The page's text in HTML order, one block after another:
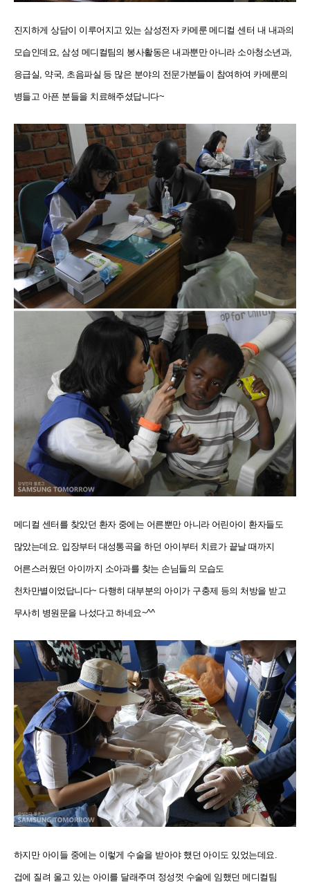
진지하게 상담이 이루어지고 있는 삼성전자 카메룬 메디컬 센터 내 내과의
모습인데요, 삼성 메디컬팀의 봉사활동은 내과뿐만 아니라 소아청소년과,
응급실, 약국, 초음파실 등 많은 분야의 전문가분들이 참여하여 카메룬의
병들고 아픈 분들을 치료해주셨답니다~
메디컬 센터를 찾았던 환자 중에는 어른뿐만 아니라 어린아이 환자들도
많았는데요. 입장부터 대성통곡을 하던 아이부터 치료가 끝날 때까지
어른스러웠던 아이까지 소아과를 찾는 손님들의 모습도
천차만별이었답니다~ 다행히 대부분의 아이가 구충제 등의 처방을 받고
무사히 병원문을 나섰다고 하네요~^^
하지만 아이들 중에는 이렇게 수술을 받아야 했던 아이도 있었는데요.
겁에 질려 울고 있는 아이를 달래주며 정성껏 수술에 임했던 메디컬팀